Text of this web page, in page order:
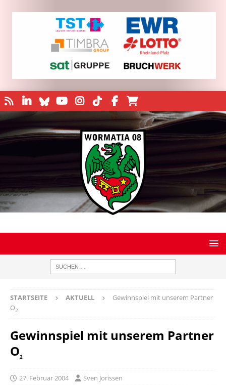
STARTSEITE AKTUELL
Gewinnspiel mit unserem Partner
O2
Gewinnspiel mit unserem Partner
O2
27. Februar 2004 Sven Jorissen